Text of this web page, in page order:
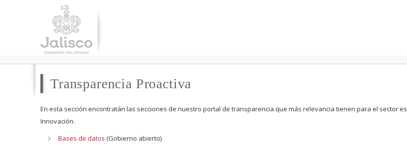
Transparencia Proactiva
En esta sección encontratán las secciones de nuestro portal de transparencia que más relevancia tienen para el sector
Innovación.
Bases de datos (Gobierno abierto)